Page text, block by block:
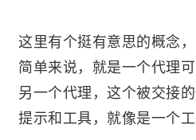
这里有个挺有意思的概念
简单来说，就是一个代理
另一个代理，这个被交接
提示和工具，就像是一个工